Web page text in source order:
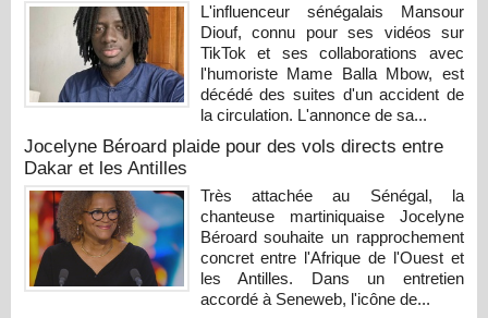
L'influenceur sénégalais Mansour
Diouf, connu pour ses vidéos sur
TikTok et ses collaborations avec
l'humoriste Mame Balla Mbow, est
décédé des suites d'un accident de
la circulation. L'annonce de sa...
Jocelyne Béroard plaide pour des vols directs entre
Dakar et les Antilles
Très attachée au Sénégal, la
chanteuse martiniquaise Jocelyne
Béroard souhaite un rapprochement
concret entre l'Afrique de l'Ouest et
les Antilles. Dans un entretien
accordé à Seneweb, l'icône de...